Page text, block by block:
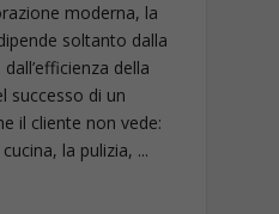
moderna, la
soltanto dalla
della
successo di un
il cliente non vede:
la pulizia, ...